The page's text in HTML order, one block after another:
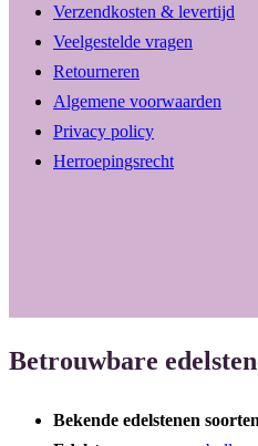
Verzendkosten & levertijd
Veelgestelde vragen
Retourneren
Algemene voorwaarden
Privacy policy
Herroepingsrecht
Betrouwbare
Bekende edelstenen soorten